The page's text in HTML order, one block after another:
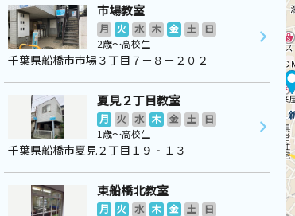
市場教室
月 火 水 木 金 土
日
2歳～高校生
千葉県船橋市市場３丁目７－８－２０２
夏見２丁目教室
月 火 水 木 金 土
日
1歳～高校生
千葉県船橋市夏見２丁目１９‐１３
東船橋北教室
月 火 水 木 金 土
日